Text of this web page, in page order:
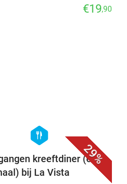
€19,90
29%
hexagon
food
kreeftdiner (evt.
bij La Vista